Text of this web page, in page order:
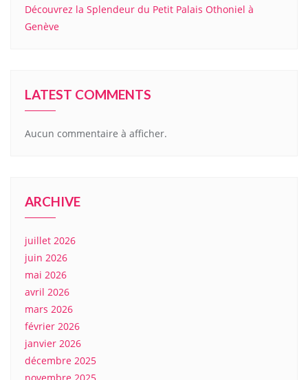
Découvrez la Splendeur du Petit Palais Othoniel à
Genève
LATEST COMMENTS
Aucun commentaire à afficher.
ARCHIVE
juillet 2026
juin 2026
mai 2026
avril 2026
mars 2026
février 2026
janvier 2026
décembre 2025